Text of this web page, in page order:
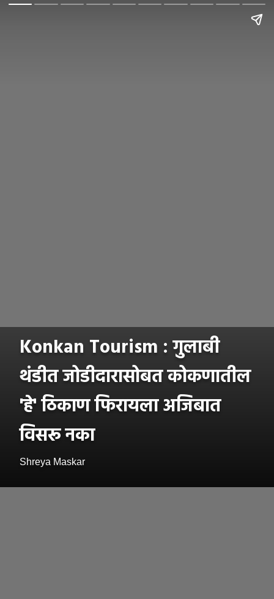
Konkan Tourism : गुलाबी
थंडीत जोडीदारासोबत कोकणातील
'हे' ठिकाण फिरायला अजिबात
विसरू नका
Shreya Maskar